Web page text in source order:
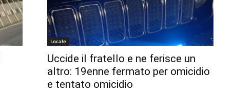
Locale
Uccide il fratello e ne ferisce un
altro: 19enne fermato per omicidio
e tentato omicidio